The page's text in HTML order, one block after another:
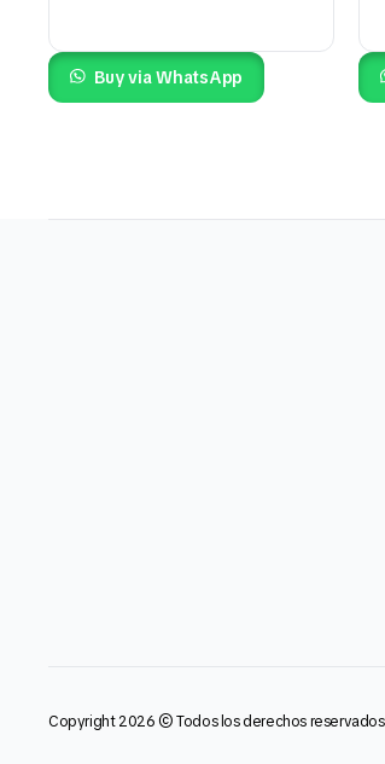
Buy via WhatsApp
Copyright 2026 © Todos los derechos